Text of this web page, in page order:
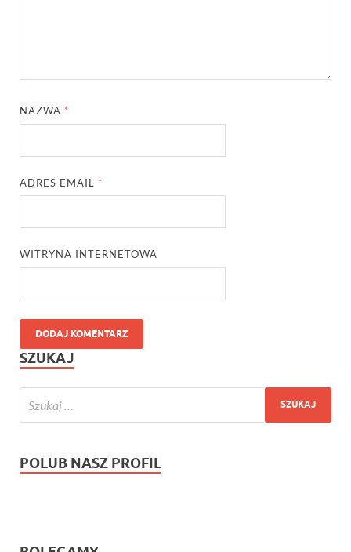
NAZWA *
ADRES EMAIL *
WITRYNA INTERNETOWA
SZUKAJ
POLUB NASZ PROFIL